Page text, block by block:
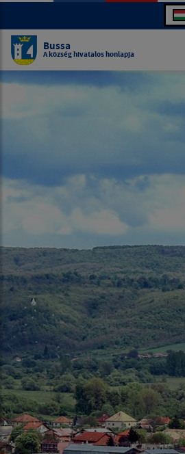
Bussa
A község hivatalos honlapja